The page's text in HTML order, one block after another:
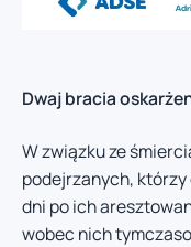
Dwaj bracia
W związku ze
podejrzanych, którzy
dni po ich
wobec nich